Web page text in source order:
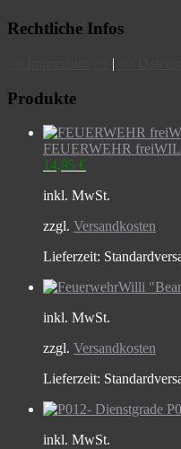
Rechtliche Infos
|
Produkte
FEUERWEHR
Ursprünglicher
war:
14,95 €Aktueller
ist:
inkl. MwSt.
zzgl. Versandkosten
Lieferzeit:
inkl. MwSt.
zzgl. Versandkosten
Lieferzeit:
inkl. MwSt.